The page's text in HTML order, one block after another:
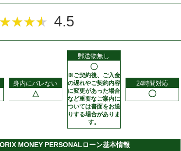
4.5
身内にバレない
△
郵送物無し
〇
※ご契約後、ご入金
の遅れやご契約内容
に変更があった場合
など重要なご案内に
ついては書面をお送
りする場合がありま
す。
24時間対応
◯
ORIX MONEY PERSONALローン基本情報